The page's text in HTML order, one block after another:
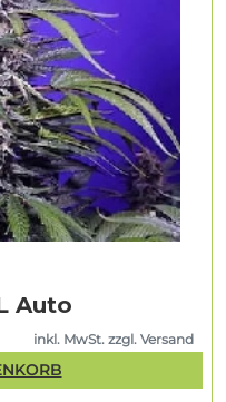
Auto
inkl. MwSt. zzgl. Versand